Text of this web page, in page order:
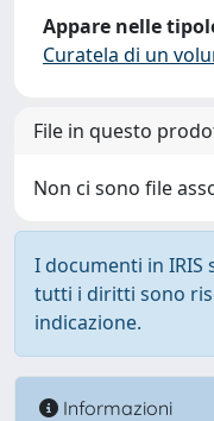
Appare nelle
Curatela di un
File in questo
Non ci sono file
I documenti in
tutti i diritti sono
indicazione.
Informazioni